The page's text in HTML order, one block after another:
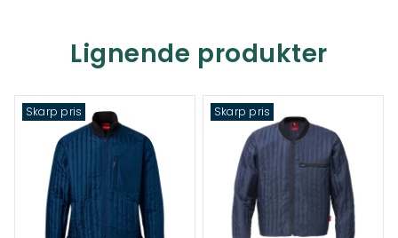
Lignende produkter
Skarp pris Skarp pris